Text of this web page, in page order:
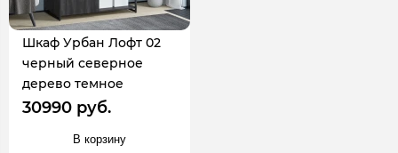
Шкаф Урбан Лофт 02
черный северное
дерево темное
30990 руб.
В корзину